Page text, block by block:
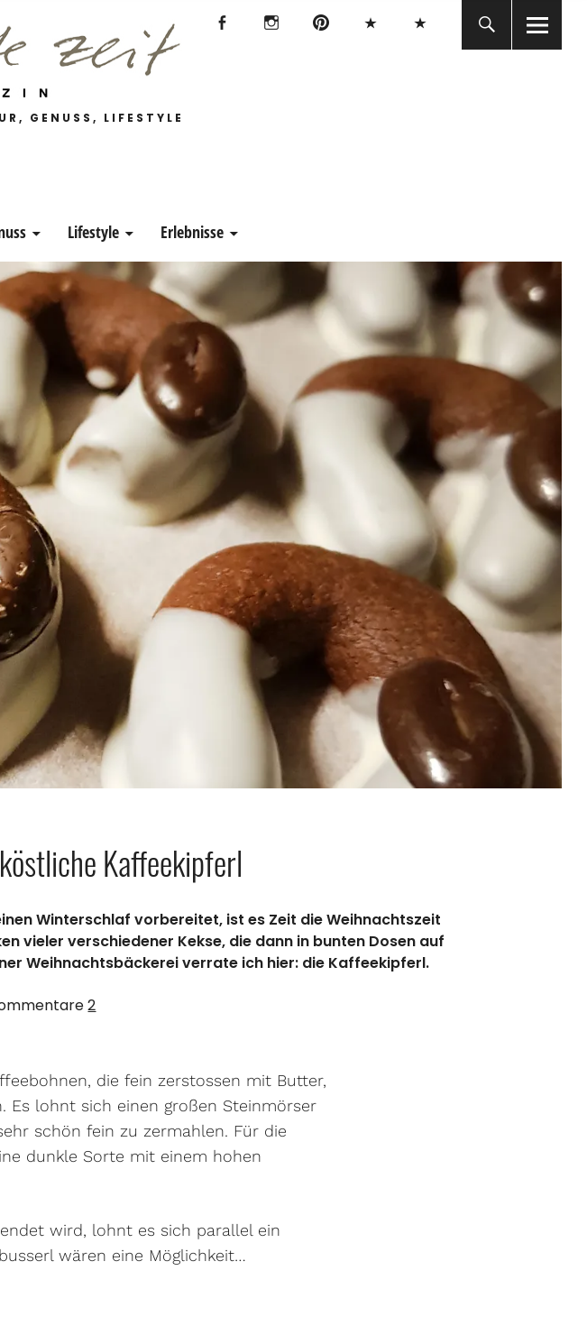
GENUSS, LIFESTYLE
Lifestyle Erlebnisse
Kaffeekipferl
Winterschlaf vorbereitet, ist es Zeit die Weihnachtszeit
vieler verschiedener Kekse, die dann in bunten Dosen auf
Weihnachtsbäckerei verrate ich hier: die Kaffeekipferl.
2
die fein zerstossen mit Butter,
Es lohnt sich einen großen Steinmörser
schön fein zu zermahlen. Für die
dunkle Sorte mit einem hohen
wird, lohnt es sich parallel ein
wären eine Möglichkeit…